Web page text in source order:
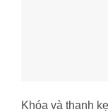
Khóa và thanh